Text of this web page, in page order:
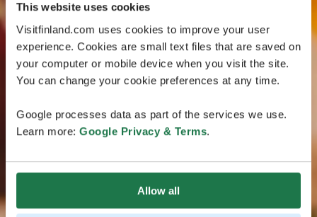
This website uses cookies
Visitfinland.com uses cookies to improve your user
experience. Cookies are small text files that are saved on
your computer or mobile device when you visit the site.
You can change your cookie preferences at any time.
Google processes data as part of the services we use.
Learn more: Google Privacy & Terms.
Allow all